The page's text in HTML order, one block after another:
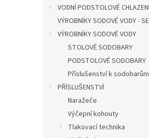
VODNÍ PODSTOLOVÉ
VÝROBNÍKY SODOVÉ VODY -
VÝROBNÍKY SODOVÉ VODY
STOLOVÉ SODOBARY
PODSTOLOVÉ SODOBARY
Příslušenství k sodobarům
PŘÍSLUŠENSTVÍ
Naražeče
Výčepní kohouty
Tlakovací technika